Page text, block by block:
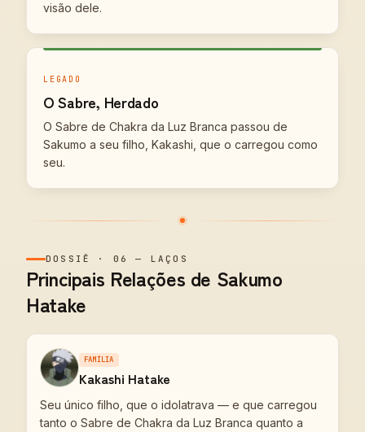
visão dele.
LEGADO
O Sabre, Herdado
O Sabre de Chakra da Luz Branca passou de
Sakumo a seu filho, Kakashi, que o carregou como
seu.
DOSSIÊ · 06 — LAÇOS
Principais Relações de Sakumo
Hatake
FAMÍLIA
Kakashi Hatake
Seu único filho, que o idolatrava — e que carregou
tanto o Sabre de Chakra da Luz Branca quanto a